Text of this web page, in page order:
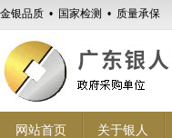
金银品质 • 国家检测 • 质量承保
网站首页 关于银人